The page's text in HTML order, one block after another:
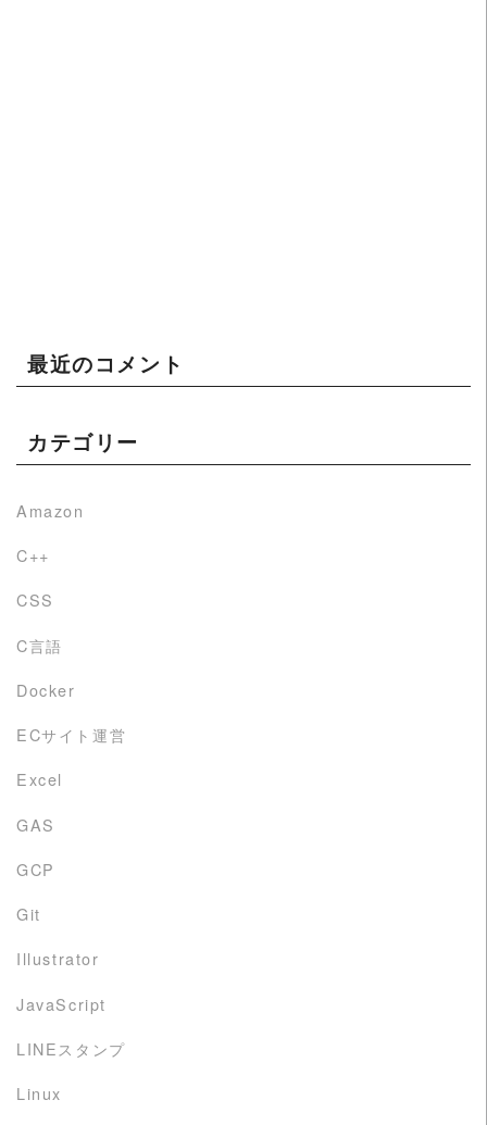
最近のコメント
カテゴリー
Amazon
C++
CSS
C言語
Docker
ECサイト運営
Excel
GAS
GCP
Git
Illustrator
JavaScript
LINEスタンプ
Linux